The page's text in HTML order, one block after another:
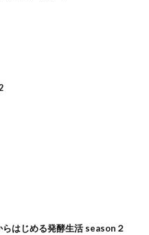
はじめる発酵生活 season２